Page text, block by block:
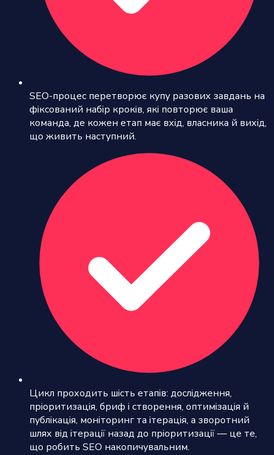
SEO-процес перетворює купу разових завдань на
фіксований набір кроків, які повторює ваша
команда, де кожен етап має вхід, власника й вихід,
що живить наступний.
Цикл проходить шість етапів: дослідження,
пріоритизація, бриф і створення, оптимізація й
публікація, моніторинг та ітерація, а зворотний
шлях від ітерації назад до пріоритизації — це те,
що робить SEO накопичувальним.